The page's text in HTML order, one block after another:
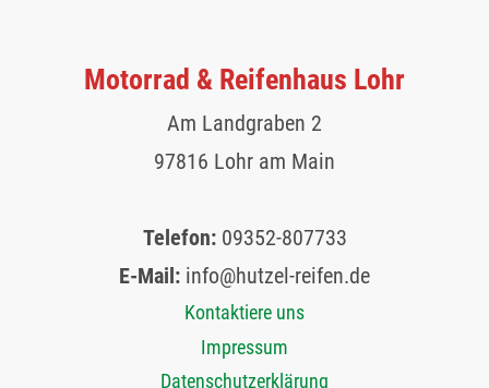
Motorrad & Reifenhaus Lohr
Am Landgraben 2
97816 Lohr am Main
Telefon:09352-807733
E-Mail: info@hutzel-reifen.de
Kontaktiere uns
Impressum
Datenschutzerklärung